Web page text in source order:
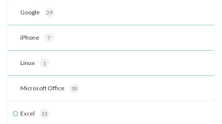
Google 29
iPhone 7
Linux 1
Microsoft Office 38
Excel 33